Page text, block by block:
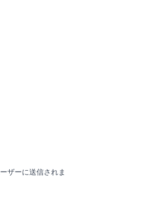
ザーに送信されま